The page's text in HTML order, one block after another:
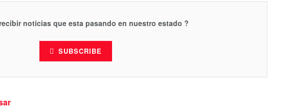
noticias que esta pasando en nuestro estado ?
SUBSCRIBE